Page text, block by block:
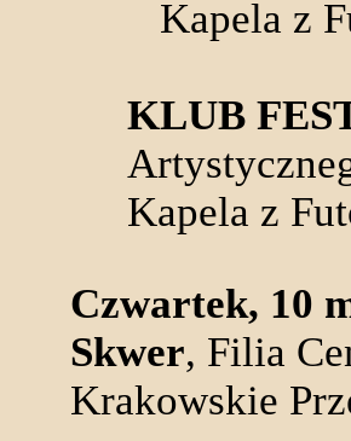
Kapela z
KLUB
Kapela z
Czwartek, 10
Skwer, Filia
Krakowskie